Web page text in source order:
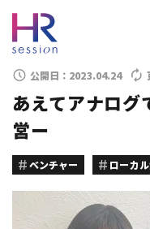
公開日： 2023.04.24
あえてアナロ
営ー
ベンチャー ローカ